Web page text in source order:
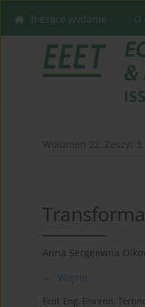
Bieżące wydanie O
Wolumen 22, Zeszyt 3,
Anna Sergeewna
Więcej
Ecol. Eng. Environ.